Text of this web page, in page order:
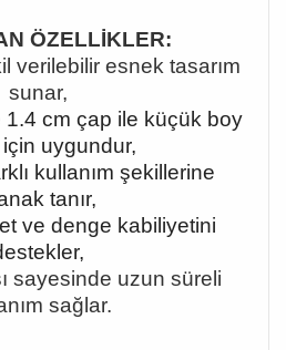
ÖZELLİKLER:
verilebilir esnek tasarım
sunar,
cm çap ile küçük boy
uygundur,
kullanım şekillerine
tanır,
ve denge kabiliyetini
sayesinde uzun süreli
sağlar.